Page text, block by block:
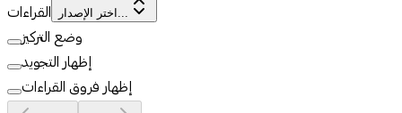
القراءات اختر الإصدار...
وضع التركيز
إظهار التجويد
إظهار فروق القراءات